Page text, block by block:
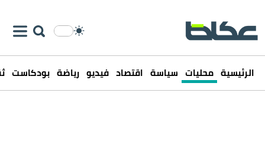
الرئيسية محليات سياسة اقتصاد فيديو رياضة بودكاست